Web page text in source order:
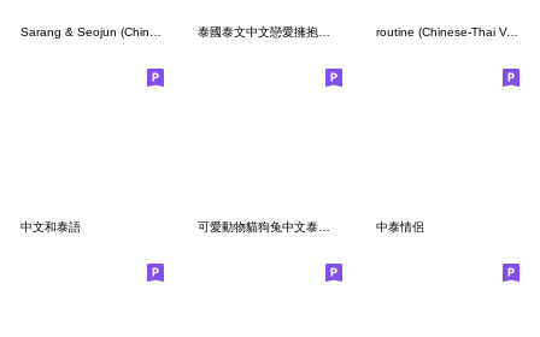
Sarang & Seojun (Chinese - Thai Version) 泰國泰文中文戀愛擁抱溫暖溫馨拍拍呼呼貓2 routine (Chinese-Thai Version)
中文和泰語 中泰情侶